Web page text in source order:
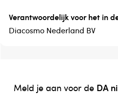
Verantwoordelijk voor het in
Diacosmo Nederland BV
Meld je aan voor de DA